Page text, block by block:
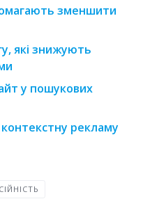
зменшити
які знижують
у пошукових
рекламу